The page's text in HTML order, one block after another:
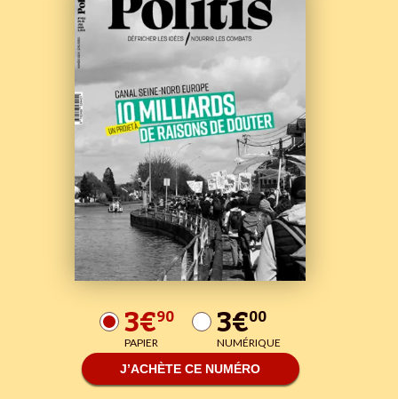
3€90
PAPIER 3€00
NUMÉRIQUE
J’ACHÈTE CE NUMÉRO